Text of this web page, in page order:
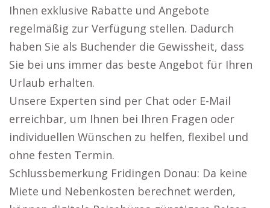
Ihnen exklusive Rabatte und Angebote
regelmäßig zur Verfügung stellen. Dadurch
haben Sie als Buchender die Gewissheit, dass
Sie bei uns immer das beste Angebot für Ihren
Urlaub erhalten.
Unsere Experten sind per Chat oder E-Mail
erreichbar, um Ihnen bei Ihren Fragen oder
individuellen Wünschen zu helfen, flexibel und
ohne festen Termin.
Schlussbemerkung Fridingen Donau: Da keine
Miete und Nebenkosten berechnet werden,